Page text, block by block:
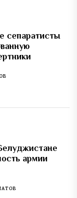
сепаратисты
армии